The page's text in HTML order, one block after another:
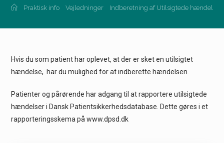
Praktisk info Vejledninger Indberetning af Utilsigtede hændelser
Hvis du som patient har oplevet, at der er sket en utilsigtet
hændelse, har du mulighed for at indberette hændelsen.
Patienter og pårørende har adgang til at rapportere utilsigtede
hændelser i Dansk Patientsikkerhedsdatabase. Dette gøres i et
rapporteringsskema på www.dpsd.dk